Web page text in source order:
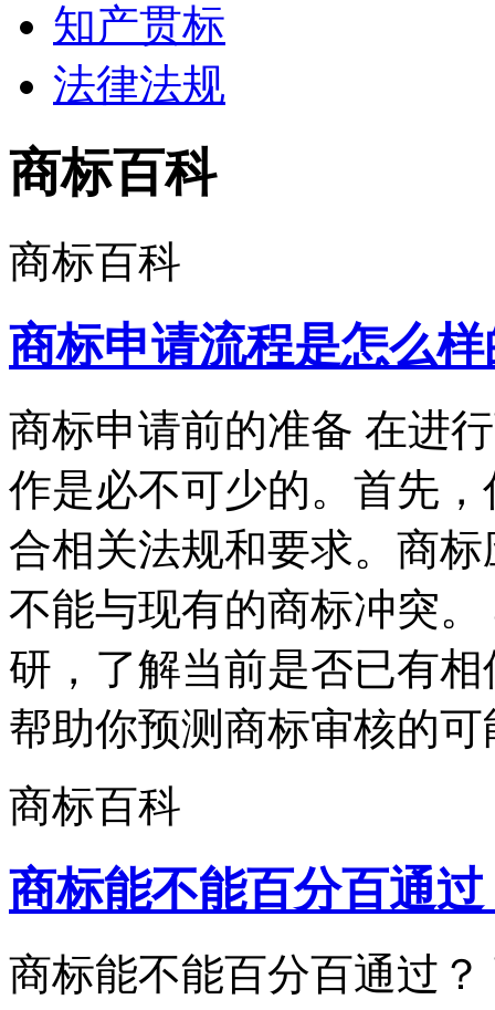
知产贯标
法律法规
商标百科
商标百科
商标申请流程是怎么
商标申请前的准备 在进
作是必不可少的。首先
合相关法规和要求。商
不能与现有的商标冲突
研，了解当前是否已有
帮助你预测商标审核的
商标百科
商标能不能百分百通过
商标能不能百分百通过